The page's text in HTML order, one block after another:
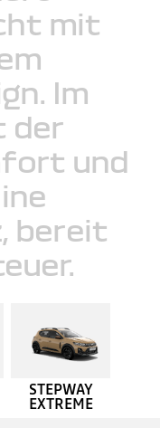
mit
Im
der
und
bereit
STEPWAY
EXTREME